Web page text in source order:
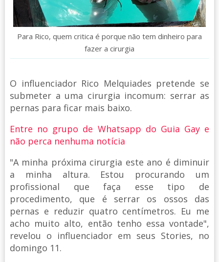
Para Rico, quem critica é porque não tem dinheiro para
fazer a cirurgia
O influenciador Rico Melquiades pretende se
submeter a uma cirurgia incomum: serrar as
pernas para ficar mais baixo.
Entre no grupo de Whatsapp do Guia Gay e
não perca nenhuma notícia
"A minha próxima cirurgia este ano é diminuir
a minha altura. Estou procurando um
profissional que faça esse tipo de
procedimento, que é serrar os ossos das
pernas e reduzir quatro centímetros. Eu me
acho muito alto, então tenho essa vontade",
revelou o influenciador em seus Stories, no
domingo 11.